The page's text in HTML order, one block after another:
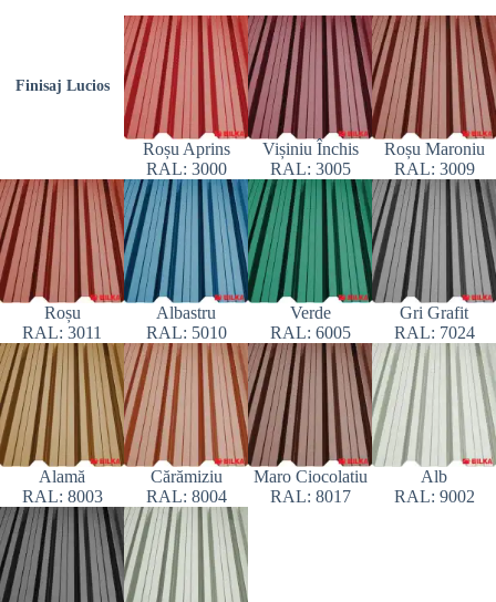
Finisaj Lucios
Roșu Aprins
RAL: 3000
Vișiniu Închis
RAL: 3005
Roșu Maroniu
RAL: 3009
Roșu
RAL: 3011
Albastru
RAL: 5010
Verde
RAL: 6005
Gri Grafit
RAL: 7024
Alamă
RAL: 8003
Cărămiziu
RAL: 8004
Maro Ciocolatiu
RAL: 8017
Alb
RAL: 9002